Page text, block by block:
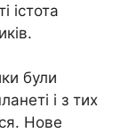
істота
були
і з тих
Нове